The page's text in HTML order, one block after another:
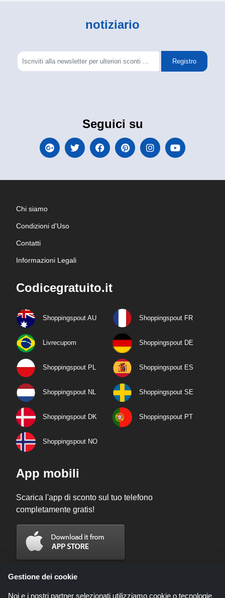
notiziario
Registro
Seguici su
Chi siamo
Condizioni d'Uso
Contatti
Informazioni Legali
Codicegratuito.it
Shoppingspout AU Shoppingspout FR
Livrecupom Shoppingspout DE
Shoppingspout PL Shoppingspout ES
Shoppingspout NL Shoppingspout SE
Shoppingspout DK Shoppingspout PT
Shoppingspout NO
App mobili
Scarica l'app di sconto sul tuo telefono
completamente gratis!
Gestione dei cookie
Noi e i nostri partner selezionati utilizziamo cookie o tecnologie